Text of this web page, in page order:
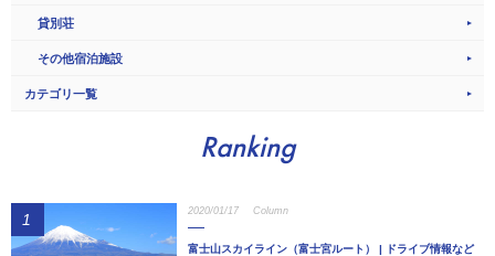
貸別荘
その他宿泊施設
カテゴリ一覧
Ranking
1 2020/01/17 Column
富士山スカイライン（富士宮ルート） | ドライブ情報など